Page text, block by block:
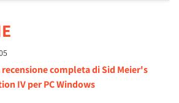
recensione completa di Sid Meier's
IV per PC Windows